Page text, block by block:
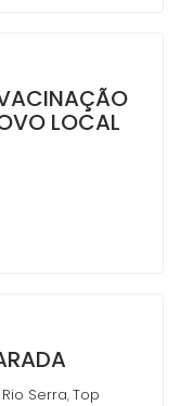
LOCAL
Rio Serra,Top